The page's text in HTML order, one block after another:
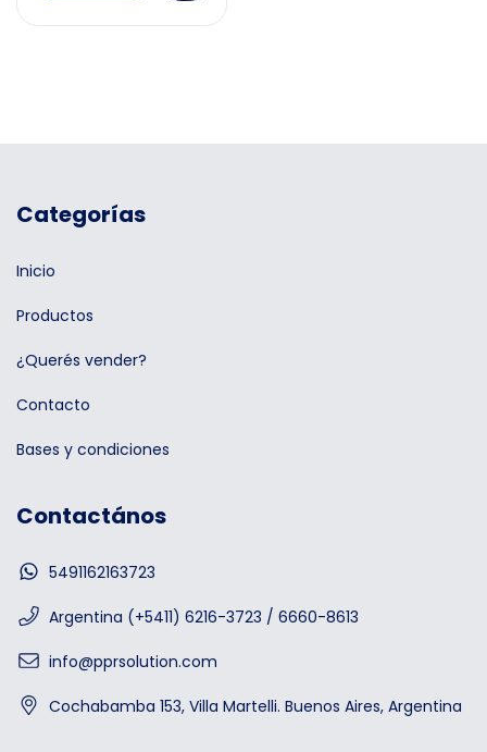
Categorías
Inicio
Productos
¿Querés vender?
Contacto
Bases y condiciones
Contactános
5491162163723
Argentina (+5411) 6216-3723 / 6660-8613
info@pprsolution.com
Cochabamba 153, Villa Martelli. Buenos Aires, Argentina